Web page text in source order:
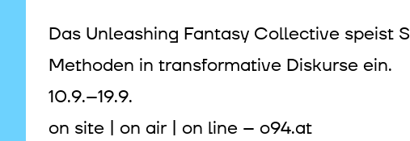
Das Unleashing Fantasy Collective speist
Methoden in transformative Diskurse ein.
10.9.–19.9.
on site | on air | on line – o94.at